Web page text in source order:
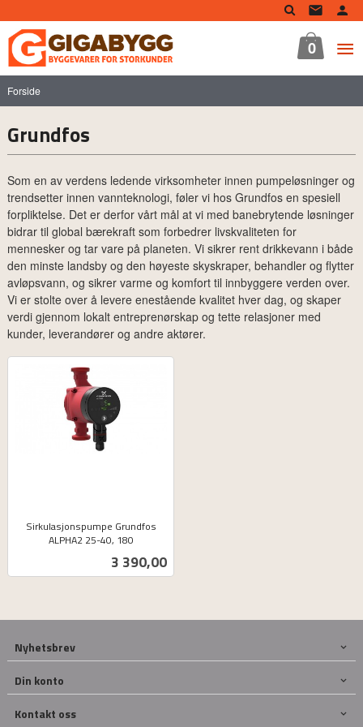
til
innholdet
0
Forside
Grundfos
Som en av verdens ledende virksomheter innen pumpeløsninger og
trendsetter innen vannteknologi, føler vi hos Grundfos en spesiell
forpliktelse. Det er derfor vårt mål at vi med banebrytende løsninger
bidrar til global bærekraft som forbedrer livskvaliteten for
mennesker og tar vare på planeten. Vi sikrer rent drikkevann i både
den minste landsby og den høyeste skyskraper, behandler og flytter
avløpsvann, og sikrer varme og komfort til innbyggere verden over.
Vi er stolte over å levere enestående kvalitet hver dag, og skaper
verdi gjennom lokalt entreprenørskap og tette relasjoner med
kunder, leverandører og andre aktører.
Sirkulasjonspumpe Grundfos
ALPHA2 25-40, 180
Pris
3 390,00
Nyhetsbrev
Din konto
Kontakt oss